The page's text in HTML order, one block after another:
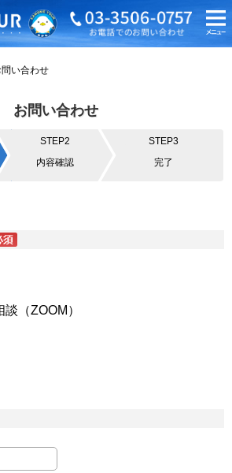
問い合わせ
お問い合わせ
STEP2
内容確認
STEP3
完了
（ZOOM）